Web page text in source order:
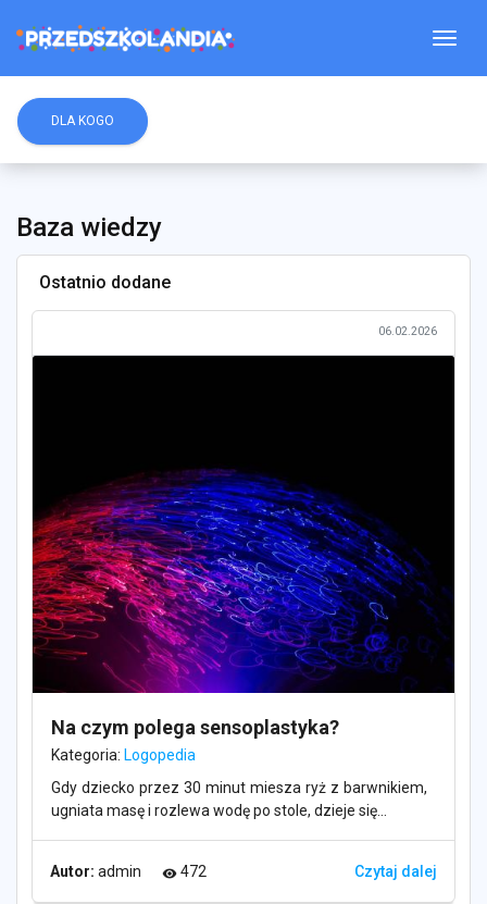
DLA KOGO
Baza wiedzy
Ostatnio dodane
06.02.2026
Na czym polega sensoplastyka?
Kategoria: Logopedia
Gdy dziecko przez 30 minut miesza ryż z barwnikiem,
ugniata masę i rozlewa wodę po stole, dzieje się...
Autor: admin visibility 472 Czytaj dalej